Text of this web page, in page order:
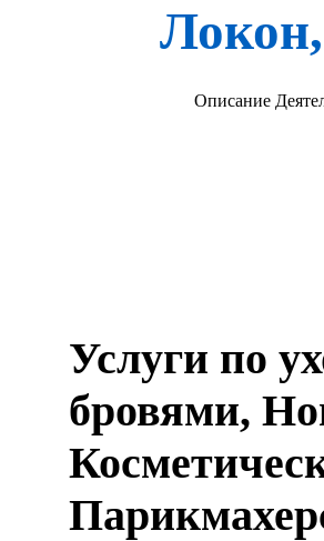
Описание
Услуги по
бровями,